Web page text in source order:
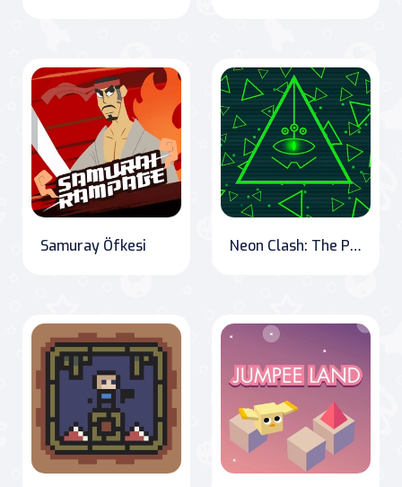
Samuray Öfkesi Neon Clash: The Pixel Escape